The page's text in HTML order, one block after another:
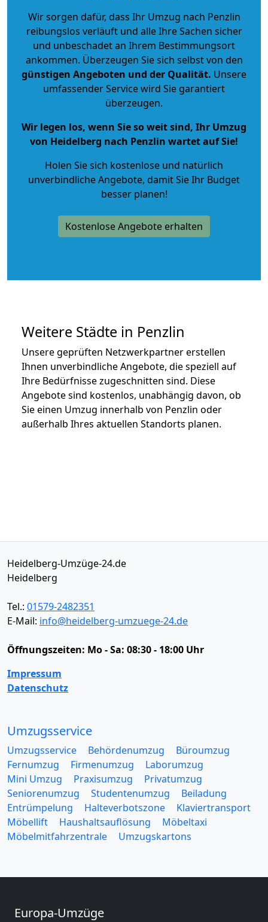
Wir sorgen dafür, dass Ihr Umzug nach Penzlin
reibungslos verläuft und alle Ihre Sachen sicher
und unbeschadet an Ihrem Bestimmungsort
ankommen. Überzeugen Sie sich selbst von den
günstigen Angeboten und der Qualität. Unsere
umfassender Service wird Sie garantiert
überzeugen.
Wir legen los, wenn Sie so weit sind, Ihr Umzug
von Heidelberg nach Penzlin wartet auf Sie!
Holen Sie sich kostenlose und natürlich
unverbindliche Angebote, damit Sie Ihr Budget
besser planen!
Kostenlose Angebote erhalten
Weitere Städte in Penzlin
Unsere geprüften Netzwerkpartner erstellen
Ihnen unverbindliche Angebote, die speziell auf
Ihre Bedürfnisse zugeschnitten sind. Diese
Angebote sind kostenlos, unabhängig davon, ob
Sie einen Umzug innerhalb von Penzlin oder
außerhalb Ihres aktuellen Standorts planen.
Heidelberg-Umzüge-24.de
Heidelberg
Tel.: 01579-2482351
E-Mail: info@heidelberg-umzuege-24.de
Öffnungszeiten: Mo - Sa: 08:30 - 18:00 Uhr
Impressum
Datenschutz
Umzugsservice
Umzugsservice Behördenumzug
Büroumzug
Fernumzug
Firmenumzug
Laborumzug
Mini Umzug
Praxisumzug
Privatumzug
Seniorenumzug
Studentenumzug
Beiladung
Entrümpelung
Halteverbotszone
Klaviertransport
Möbellift
Haushaltsauflösung
Möbeltaxi
Möbelmitfahrzentrale
Umzugskartons
Europa-Umzüge